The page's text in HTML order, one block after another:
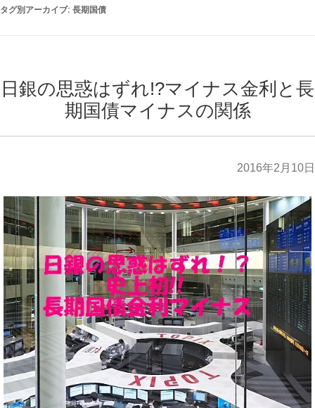
タグ別アーカイブ: 長期国債
日銀の思惑はずれ!?マイナス金利と長
期国債マイナスの関係
2016年2月10日